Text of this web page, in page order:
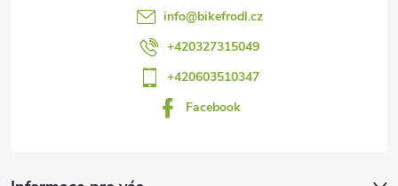
info@bikefrodl.cz
+420327315049
+420603510347
Facebook